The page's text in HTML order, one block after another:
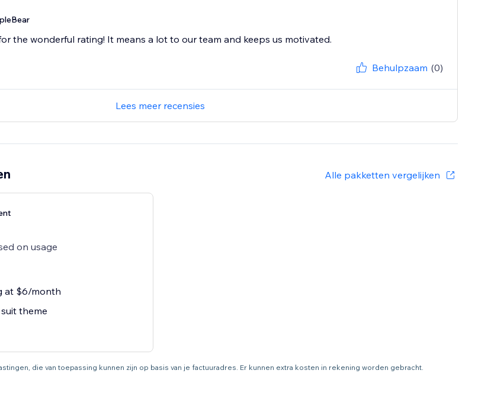
the wonderful rating! It means a lot to our team and keeps us motivated.
Behulpzaam (0)
Lees meer recensies
Alle pakketten vergelijken
on usage
at $6/month
theme
die van toepassing kunnen zijn op basis van je factuuradres. Er kunnen extra kosten in rekening worden gebracht.